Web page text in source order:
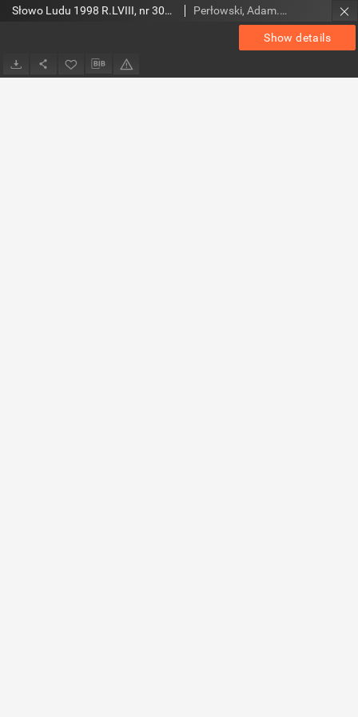
Show details
Słowo Ludu 1998 R.LVIII, nr 300 (Radom(...)Zwoleń) Perłowski, Adam. Red.